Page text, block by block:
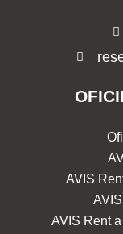
AVIS
AVIS Rent